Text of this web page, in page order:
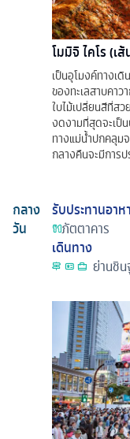
โมมิจิ ไคโร (เ
เป็นอุโมงค์ทางเ
ของทะเลสาบคาว
ใบไม้เปลี่ยนสีที่ส
งดงามที่สุดจะเป็
ทางแม่น้ำปกคลุม
กลางคืนจะมีการ
กลาง
วัน
รับประทานอาห
ภัตตาคาร
เดินทาง
ย่านชิ